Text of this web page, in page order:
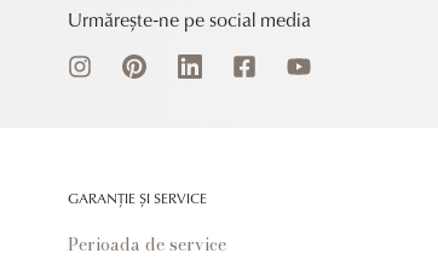
Urmărește-ne pe social media
GARANȚIE ȘI SERVICE
Perioada de service